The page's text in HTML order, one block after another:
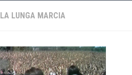
LA LUNGA MARCIA